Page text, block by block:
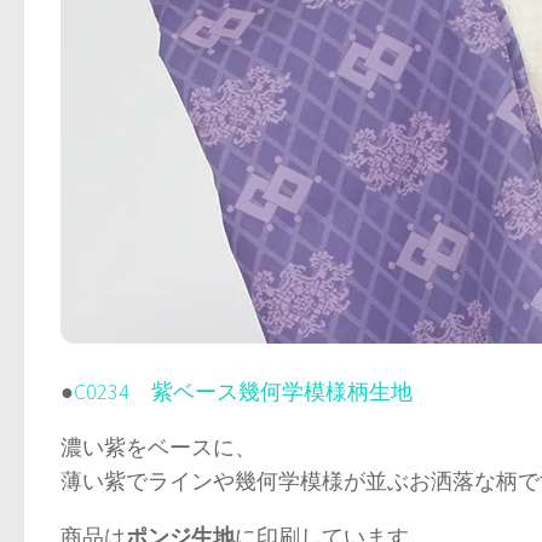
●C0234 紫ベース幾何学模様柄生地
濃い紫をベースに、
薄い紫でラインや幾何学模様が並ぶお洒落な柄